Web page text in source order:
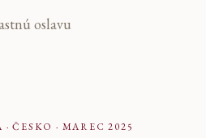
oslavu
ČESKO · MAREC 2025